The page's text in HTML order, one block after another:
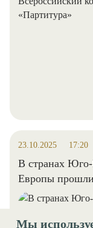
23.10.2025 17:20
В странах
Европы
Мы